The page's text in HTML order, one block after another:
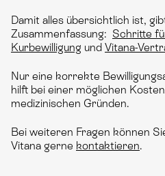
Damit alles übersichtlich ist,
Zusammenfassung: Schritte
Kurbewilligung und Vitana-
Nur eine korrekte
hilft bei einer möglichen
medizinischen Gründen.
Bei weiteren Fragen können
Vitana gerne kontaktieren.